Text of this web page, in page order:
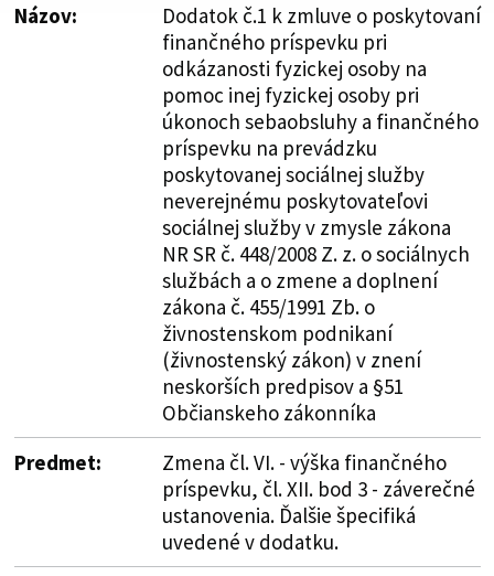
Názov:
Dodatok č.1 k zmluve o poskytovaní
finančného príspevku pri
odkázanosti fyzickej osoby na
pomoc inej fyzickej osoby pri
úkonoch sebaobsluhy a finančného
príspevku na prevádzku
poskytovanej sociálnej služby
neverejnému poskytovateľovi
sociálnej služby v zmysle zákona
NR SR č. 448/2008 Z. z. o sociálnych
službách a o zmene a doplnení
zákona č. 455/1991 Zb. o
živnostenskom podnikaní
(živnostenský zákon) v znení
neskorších predpisov a §51
Občianskeho zákonníka
Predmet:
Zmena čl. VI. - výška finančného
príspevku, čl. XII. bod 3 - záverečné
ustanovenia. Ďalšie špecifiká
uvedené v dodatku.